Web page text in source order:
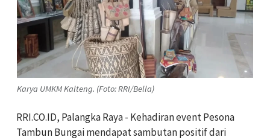
Karya UMKM Kalteng. (Foto: RRI/Bella)
RRI.CO.ID, Palangka Raya - Kehadiran event Pesona
Tambun Bungai mendapat sambutan positif dari